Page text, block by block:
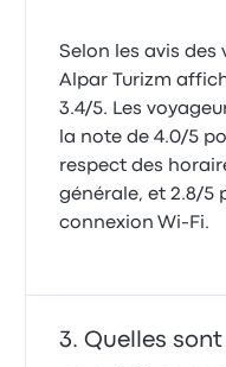
Selon les avis des
Alpar Turizm
3.4/5. Les
la note de 4.0/5
respect des
générale, et 2.8/5
connexion Wi-Fi.
Quelles